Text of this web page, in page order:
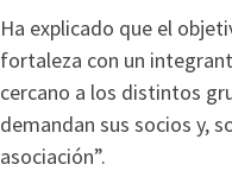
Ha explicado que el
fortaleza con un
cercano a los distintos
demandan sus socios y,
asociación”.